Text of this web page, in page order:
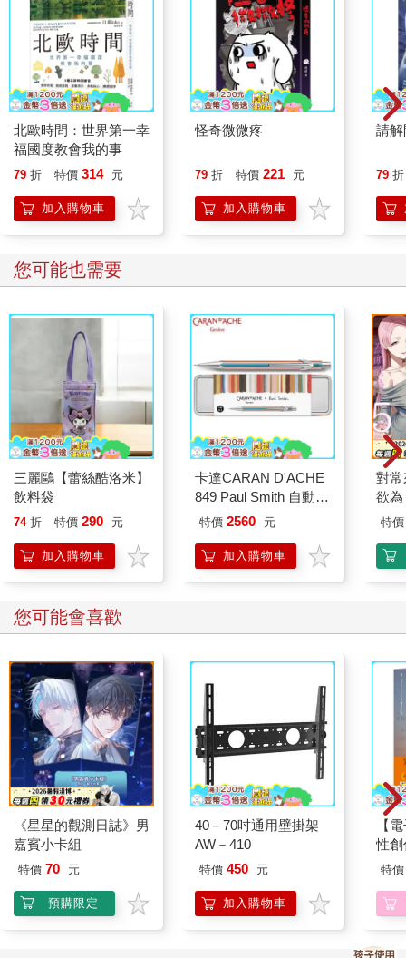
北歐時間：世界第一幸
福國度教會我的事
79 折 特價 314 元
加入購物車
怪奇微微疼
79 折 特價 221 元
加入購物車
請解
79 折
您可能也需要
三麗鷗【蕾絲酷洛米】
飲料袋
74 折 特價 290 元
加入購物車
卡達CARAN D'ACHE
849 Paul Smith 自動鉛
筆 ED.5 條紋銀
特價 2560 元
加入購物車
對
欲為
特價
您可能會喜歡
《星星的觀測日誌》男
嘉賓小卡組
特價 70 元
預購限定
40－70吋通用壁掛架
AW－410
特價 450 元
加入購物車
【
性
我
特價